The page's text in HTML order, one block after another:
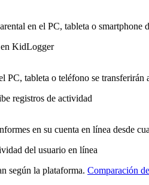
en el PC, tableta o smartphone
PC, tableta o teléfono se
en su cuenta en línea desde
según la plataforma. Comparación